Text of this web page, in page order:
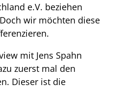
e.V. beziehen
wir möchten diese
mit Jens Spahn
zuerst mal den
Dieser ist die